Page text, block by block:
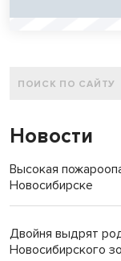
Новости
Высокая
Новосибирске
Двойня выдрят
Новосибирского